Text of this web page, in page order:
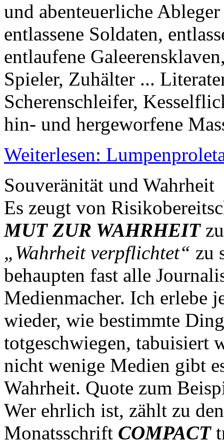
und abenteuerliche
entlassene Soldaten,
entlaufene
Spieler, Zuhälter ...
Scherenschleifer,
hin- und hergeworfene
Weiterlesen:
Souveränität und Wahrheit
Es zeugt von
MUT ZUR WAHRHEIT
„Wahrheit verpflichtet“ zu
behaupten fast alle
Medienmacher. Ich erlebe
wieder, wie bestimmte
totgeschwiegen, tabuisiert
nicht wenige Medien gibt
Wahrheit. Quote zum
Wer ehrlich ist, zählt zu
Monatsschrift COMPACT